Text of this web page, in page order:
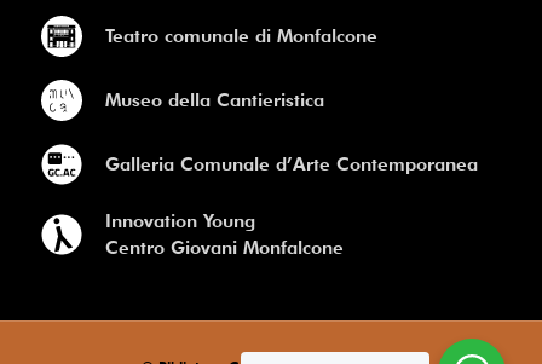
Teatro comunale di Monfalcone
Museo della Cantieristica
Galleria Comunale d’Arte Contemporanea
Innovation Young
Centro Giovani Monfalcone